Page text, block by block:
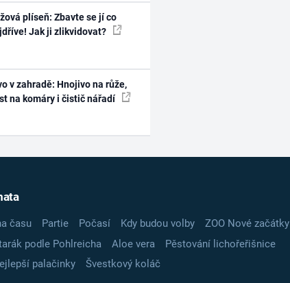
plíseň: Zbavte se jí co
Jak ji zlikvidovat?
v zahradě: Hnojivo na růže,
na komáry i čistič nářadí
času Partie Počasí Kdy budou volby
ZOO Nové začátky
podle Pohlreicha Aloe vera
Pěstování lichořeřišnice
palačinky Švestkový koláč